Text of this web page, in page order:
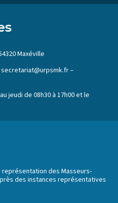
Maxéville
secretariat@urpsmk.fr –
jeudi de 08h30 à 17h00 et le
représentation des Masseurs-
des instances représentatives